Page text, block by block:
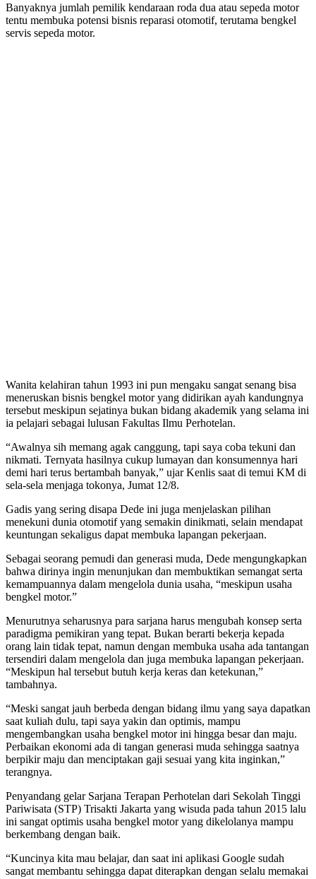
Banyaknya jumlah pemilik kendaraan roda dua atau sepeda motor
tentu membuka potensi bisnis reparasi otomotif, terutama bengkel
servis sepeda motor.
Wanita kelahiran tahun 1993 ini pun mengaku sangat senang bisa
meneruskan bisnis bengkel motor yang didirikan ayah kandungnya
tersebut meskipun sejatinya bukan bidang akademik yang selama ini
ia pelajari sebagai lulusan Fakultas Ilmu Perhotelan.
“Awalnya sih memang agak canggung, tapi saya coba tekuni dan
nikmati. Ternyata hasilnya cukup lumayan dan konsumennya hari
demi hari terus bertambah banyak,” ujar Kenlis saat di temui KM di
sela-sela menjaga tokonya, Jumat 12/8.
Gadis yang sering disapa Dede ini juga menjelaskan pilihan
menekuni dunia otomotif yang semakin dinikmati, selain mendapat
keuntungan sekaligus dapat membuka lapangan pekerjaan.
Sebagai seorang pemudi dan generasi muda, Dede mengungkapkan
bahwa dirinya ingin menunjukan dan membuktikan semangat serta
kemampuannya dalam mengelola dunia usaha, “meskipun usaha
bengkel motor.”
Menurutnya seharusnya para sarjana harus mengubah konsep serta
paradigma pemikiran yang tepat. Bukan berarti bekerja kepada
orang lain tidak tepat, namun dengan membuka usaha ada tantangan
tersendiri dalam mengelola dan juga membuka lapangan pekerjaan.
“Meskipun hal tersebut butuh kerja keras dan ketekunan,”
tambahnya.
“Meski sangat jauh berbeda dengan bidang ilmu yang saya dapatkan
saat kuliah dulu, tapi saya yakin dan optimis, mampu
mengembangkan usaha bengkel motor ini hingga besar dan maju.
Perbaikan ekonomi ada di tangan generasi muda sehingga saatnya
berpikir maju dan menciptakan gaji sesuai yang kita inginkan,”
terangnya.
Penyandang gelar Sarjana Terapan Perhotelan dari Sekolah Tinggi
Pariwisata (STP) Trisakti Jakarta yang wisuda pada tahun 2015 lalu
ini sangat optimis usaha bengkel motor yang dikelolanya mampu
berkembang dengan baik.
“Kuncinya kita mau belajar, dan saat ini aplikasi Google sudah
sangat membantu sehingga dapat diterapkan dengan selalu memakai